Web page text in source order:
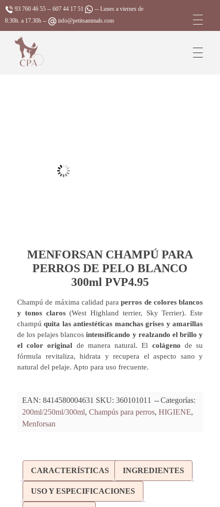
93 760 46 55 -- 607 44 17 51
-- Lunes a viernes de
8:30h. a 17.30h --
info@petitsanimals.com
MENFORSAN CHAMPÚ PARA
PERROS DE PELO BLANCO
300ml PVP4.95
Champú de máxima calidad paraperros de colores blancos
y tonos claros(West Highland terrier, Sky Terrier). Este
champúquita las antiestéticas manchas grises y amarillas
de los pelajes blancosintensificando y realzando el brillo y
el color original de manera natural. El colágeno de su
fórmula revitaliza, hidrata y recupera el aspecto sano y
natural del pelaje. Apto para uso frecuente.
EAN: 8414580004631 SKU: 360101011
Categorías:
200ml/250ml/300ml, Champús para perros, HIGIENE,
Menforsan
CARACTERÍSTICAS INGREDIENTES
USO Y ESPECIFICACIONES